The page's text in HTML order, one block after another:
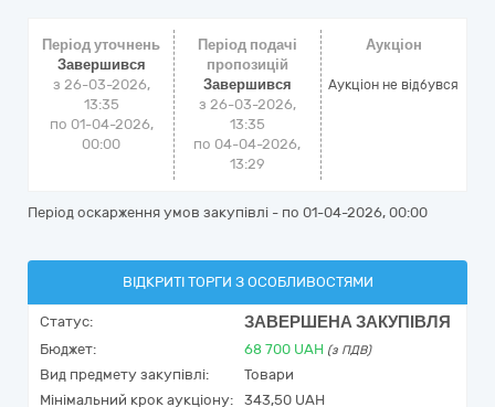
Період уточнень
Завершився
з 26-03-2026,
13:35
по 01-04-2026,
00:00
Період подачі
пропозицій
Завершився
з 26-03-2026,
13:35
по 04-04-2026,
13:29
Аукціон
Аукціон не відбувся
Період оскарження умов закупівлі - по 01-04-2026, 00:00
ВІДКРИТІ ТОРГИ З ОСОБЛИВОСТЯМИ
Статус: ЗАВЕРШЕНА ЗАКУПІВЛЯ
Бюджет: 68 700 UAH (з ПДВ)
Вид предмету закупівлі:
Товари
Мінімальний крок аукціону:
343,50 UAH